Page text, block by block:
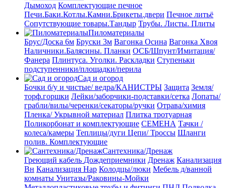
Дымоход Комплектующие печное
Печи.Баки.Котлы.Камни.Брикеты.двери Печное литьё
Сопутствующие товары.Тандыр Трубы. Листы. Плиты
Пиломатериалы
Брус/Доска 6м Бруски 3м Вагонка Осина Вагонка Хвоя
Наличники.Балясины. Планки ОСБ/Шпунт/Имитация/
Фанера Плинтуса. Уголки. Раскладки Ступеньки
подступенники/площадки/перила
Сад и огород
Бочки б/у и чистые/ ведра/КАНИСТРЫ Защита Земля/
торф.горшки Лейки/заборчики-подставки/сетка Лопаты/
грабли/вилы/черенки/секаторы/ручки Отрава/химия
Пленка/ Укрывной материал Плитка тротуарная
Поликорбонат и комплектующие СЕМЕНА Тачки /
колеса/камеры Теплицы/дуги Цепи/ Троссы Шланги
полив. Комплектующие
Сантехника/Дренаж
Греющий кабель Дождеприемники Дренаж Канализация
Вн Канализация Нар Колодцы/люки Мебель д/ванной
комнаты Унитазы/Раковины-Мойки